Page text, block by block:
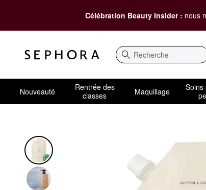
Célébration Beauty Insider : nous
Recherche
Nouveauté
Rentrée des
classes
Maquillage
Soins